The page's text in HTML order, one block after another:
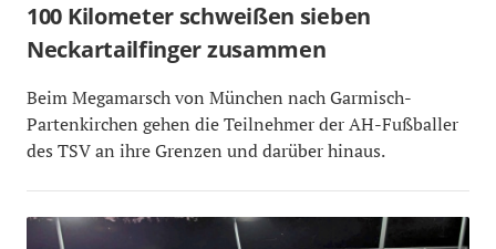
100 Kilometer schweißen sieben
Neckartailfinger zusammen
Beim Megamarsch von München nach Garmisch-
Partenkirchen gehen die Teilnehmer der AH-Fußballer
des TSV an ihre Grenzen und darüber hinaus.